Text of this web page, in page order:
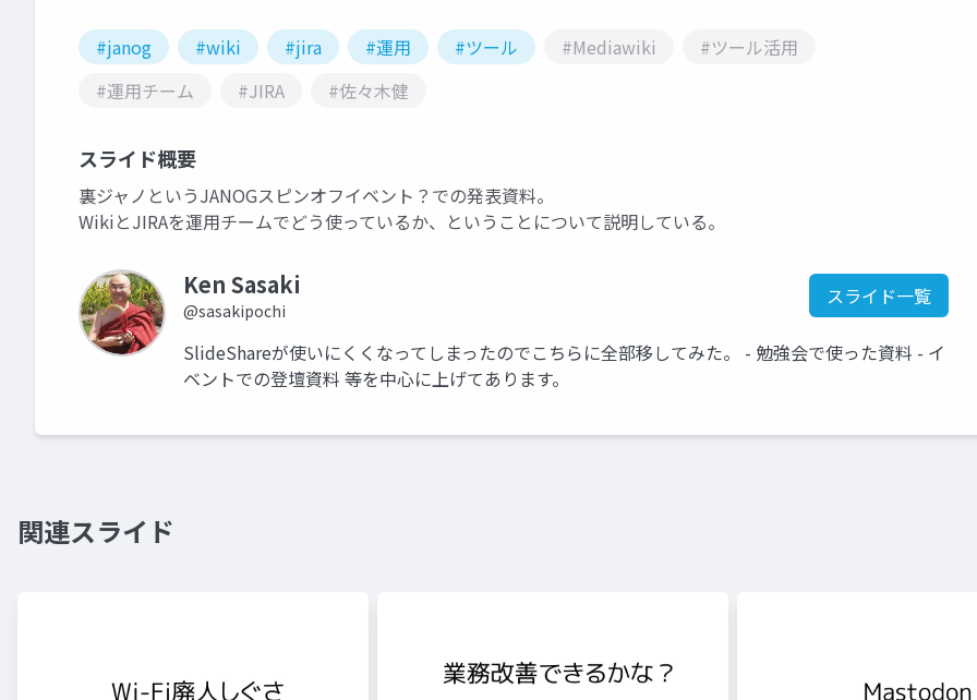
#janog #wiki #jira #運用 #ツール #Mediawiki
#ツール活用
#運用チーム
#JIRA #佐々木健
スライド概要
裏ジャノというJANOGスピンオフイベント？での発表資料。
WikiとJIRAを運用チームでどう使っているか、ということについて説明している。
Ken Sasaki
@sasakipochi
スライド一覧
SlideShareが使いにくくなってしまったのでこちらに全部移してみた。 - 勉強会で使った資料 - イ
ベントでの登壇資料 等を中心に上げてあります。
関連スライド